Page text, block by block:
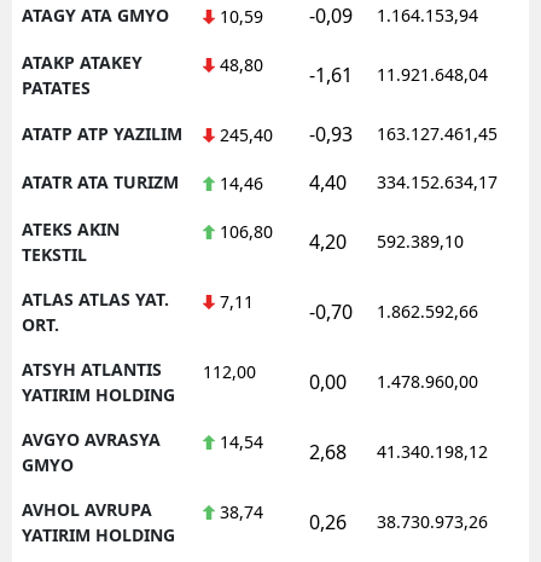
ATAGY ATA GMYO 10,59 -0,09 1.164.153,94
ATAKP ATAKEY
PATATES
48,80 -1,61 11.921.648,04
ATATP ATP YAZILIM 245,40 -0,93 163.127.461,45
ATATR ATA TURIZM 14,46 4,40 334.152.634,17
ATEKS AKIN
TEKSTIL
106,80 4,20 592.389,10
ATLAS ATLAS YAT.
ORT.
7,11 -0,70 1.862.592,66
ATSYH ATLANTIS
YATIRIM HOLDING
112,00 0,00 1.478.960,00
AVGYO AVRASYA
GMYO
14,54 2,68 41.340.198,12
AVHOL AVRUPA
YATIRIM HOLDING
38,74 0,26 38.730.973,26